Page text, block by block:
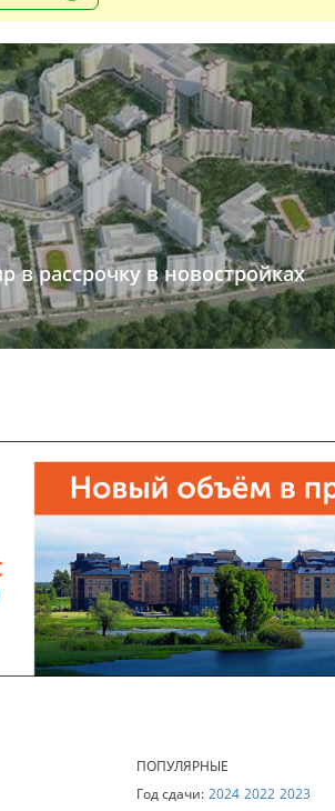
в рассрочку в новостройках
ПОПУЛЯРНЫЕ
Год сдачи: 2024 2022 2023